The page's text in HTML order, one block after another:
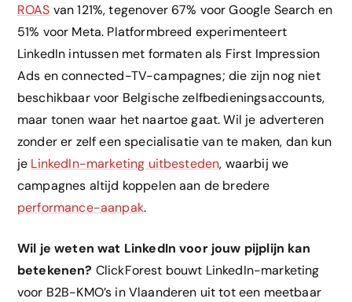
ROAS van 121%, tegenover 67% voor Google Search en
51% voor Meta. Platformbreed experimenteert
LinkedIn intussen met formaten als First Impression
Ads en connected-TV-campagnes; die zijn nog niet
beschikbaar voor Belgische zelfbedieningsaccounts,
maar tonen waar het naartoe gaat. Wil je adverteren
zonder er zelf een specialisatie van te maken, dan kun
je LinkedIn-marketing uitbesteden, waarbij we
campagnes altijd koppelen aan de bredere
performance-aanpak.
Wil je weten wat LinkedIn voor jouw pijplijn kan
betekenen? ClickForest bouwt LinkedIn-marketing
voor B2B-KMO’s in Vlaanderen uit tot een meetbaar